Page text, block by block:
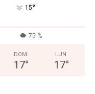
15°
75 %
DOM
17°
LUN
17°